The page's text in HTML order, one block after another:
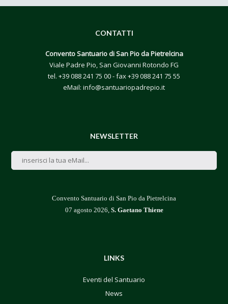
CONTATTI
Convento Santuario di San Pio da Pietrelcina
Viale Padre Pio, San Giovanni Rotondo FG
tel. +39 088 241 75 00- fax +39 088 241 75 55
eMail: info@santuariopadrepio.it
NEWSLETTER
Convento Santuario di San Pio da Pietrelcina
07 agosto 2026, S. Gaetano Thiene
LINKS
Eventi del Santuario
News